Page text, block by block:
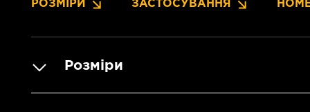
РОЗМІРИ ЗАСТОСУВАННЯ
Розміри